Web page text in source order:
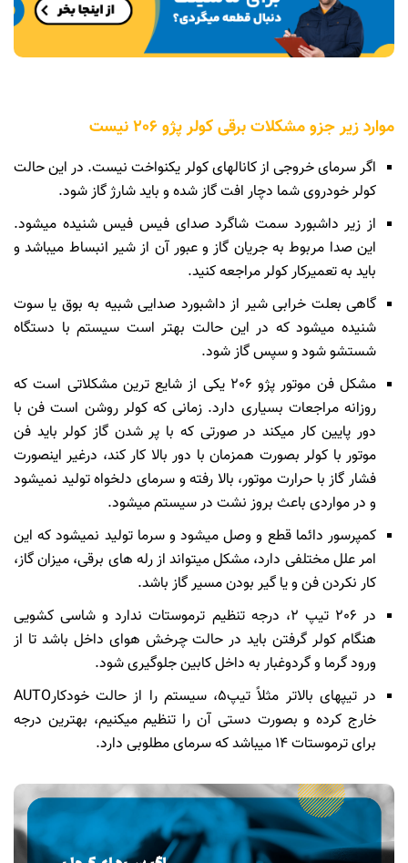
موارد زیر جزو مشکلات برقی کولر پژو 206 نیست
اگر سرمای خروجی از کانالهای کولر یکنواخت نیست. در این حالت
کولر خودروی شما دچار افت گاز شده و باید شارژ گاز شود.
از زیر داشبورد سمت شاگرد صدای فیس فیس شنیده میشود.
این صدا مربوط به جریان گاز و عبور آن از شیر انبساط میباشد و
باید به تعمیرکار کولر مراجعه کنید.
گاهی بعلت خرابی شیر از داشبورد صدایی شبیه به بوق یا سوت
شنیده میشود که در این حالت بهتر است سیستم با دستگاه
شستشو شود و سپس گاز شود.
مشکل فن موتور پژو 206 یکی از شایع ترین مشکلاتی است که
روزانه مراجعات بسیاری دارد. زمانی که کولر روشن است فن با
دور پایین کار میکند در صورتی که با پر شدن گاز کولر باید فن
موتور با کولر بصورت همزمان با دور بالا کار کند، درغیر اینصورت
فشار گاز با حرارت موتور، بالا رفته و سرمای دلخواه تولید نمیشود
و در مواردی باعث بروز نشت در سیستم میشود.
کمپرسور دائما قطع و وصل میشود و سرما تولید نمیشود که این
امر علل مختلفی دارد، مشکل میتواند از رله های برقی، میزان گاز،
کار نکردن فن و یا گیر بودن مسیر گاز باشد.
در 206 تیپ 2، درجه تنظیم ترموستات ندارد و شاسی کشویی
هنگام کولر گرفتن باید در حالت چرخش هوای داخل باشد تا از
ورود گرما و گردوغبار به داخل کابین جلوگیری شود.
در تیپهای بالاتر مثلاً تیپ5، سیستم را از حالت خودکارAUTO
خارج کرده و بصورت دستی آن را تنظیم میکنیم، بهترین درجه
برای ترموستات 14 میباشد که سرمای مطلوبی دارد.